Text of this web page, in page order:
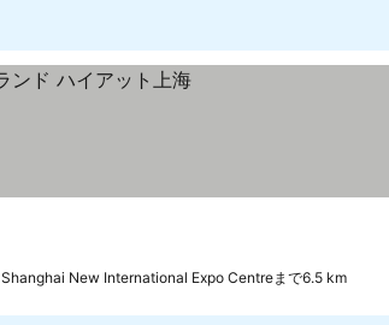
Shanghai New International Expo Centreまで6.5 km